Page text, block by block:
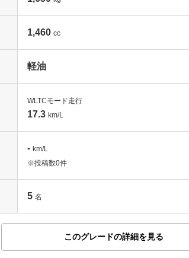
1,460 cc
軽油
WLTCモード走行
17.3 km/L
- km/L
※投稿数0件
5 名
このグレードの詳細を見る